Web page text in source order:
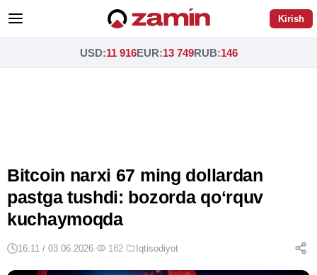
Kirish
USD:11 916EUR:13 749RUB:146
Bitcoin narxi 67 ming dollardan
pastga tushdi: bozorda qoʻrquv
kuchaymoqda
16:11 / 03.06.2026· 182· Iqtisodiyot